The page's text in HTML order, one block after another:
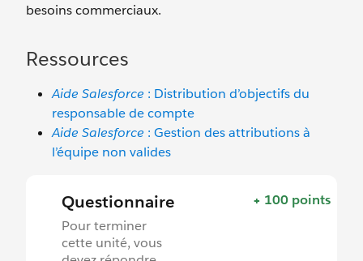
besoins commerciaux.
Ressources
Aide Salesforce : Distribution d’objectifs du
responsable de compte
Aide Salesforce : Gestion des attributions à
l’équipe non valides